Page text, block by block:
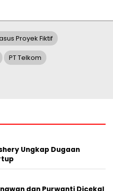
Proyek Fiktif
PT Telkom
Ungkap Dugaan